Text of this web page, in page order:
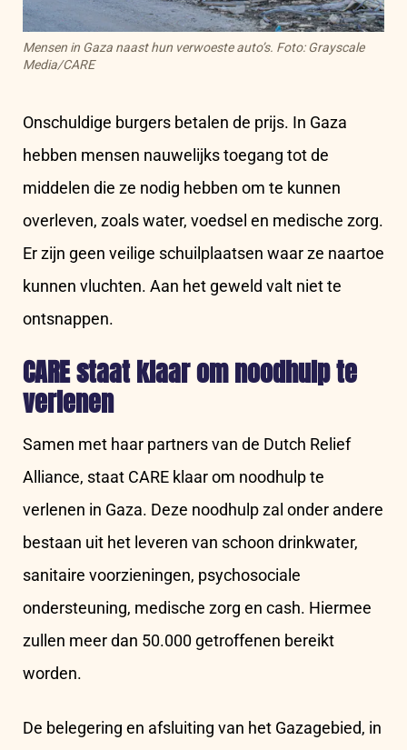
Mensen in Gaza naast hun verwoeste auto’s. Foto: Grayscale
Media/CARE
Onschuldige burgers betalen de prijs. In Gaza
hebben mensen nauwelijks toegang tot de
middelen die ze nodig hebben om te kunnen
overleven, zoals water, voedsel en medische zorg.
Er zijn geen veilige schuilplaatsen waar ze naartoe
kunnen vluchten. Aan het geweld valt niet te
ontsnappen.
CARE staat klaar om noodhulp te
verlenen
Samen met haar partners van de Dutch Relief
Alliance, staat CARE klaar om noodhulp te
verlenen in Gaza. Deze noodhulp zal onder andere
bestaan uit het leveren van schoon drinkwater,
sanitaire voorzieningen, psychosociale
ondersteuning, medische zorg en cash. Hiermee
zullen meer dan 50.000 getroffenen bereikt
worden.
De belegering en afsluiting van het Gazagebied, in